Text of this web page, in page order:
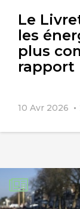
Le
les
plus
rapport
10 Avr 2026